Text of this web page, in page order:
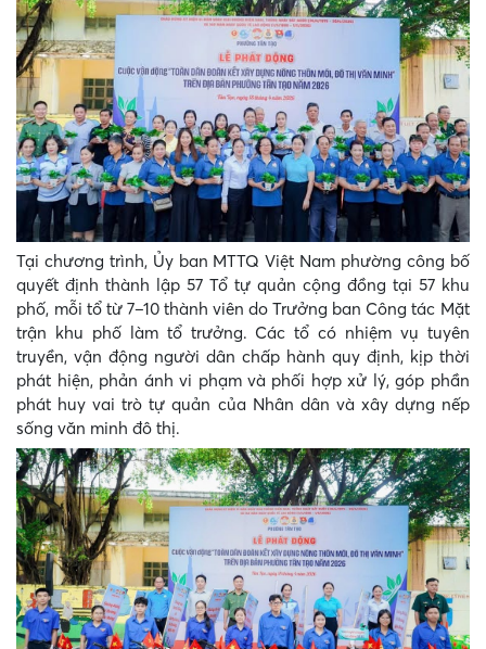
Tại chương trình, Ủy ban MTTQ Việt Nam phường công bố
quyết định thành lập 57 Tổ tự quản cộng đồng tại 57 khu
phố, mỗi tổ từ 7–10 thành viên do Trưởng ban Công tác Mặt
trận khu phố làm tổ trưởng. Các tổ có nhiệm vụ tuyên
truyền, vận động người dân chấp hành quy định, kịp thời
phát hiện, phản ánh vi phạm và phối hợp xử lý, góp phần
phát huy vai trò tự quản của Nhân dân và xây dựng nếp
sống văn minh đô thị.